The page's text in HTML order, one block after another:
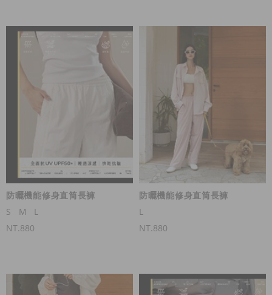
防曬機能修身直筒長褲
S
M
L
NT.880
防曬機能修身直筒長褲
L
NT.880